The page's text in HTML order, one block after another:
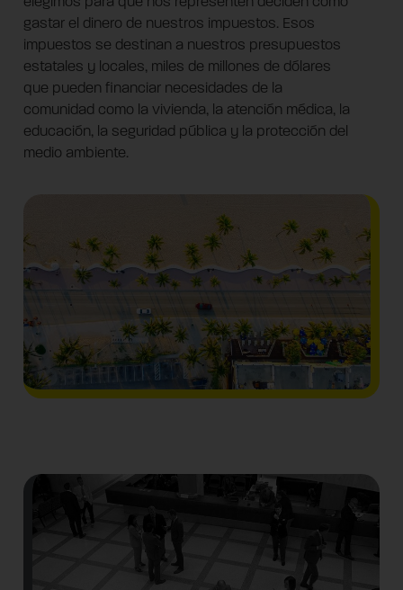
gastar el dinero de nuestros impuestos. Esos
impuestos se destinan a nuestros presupuestos
estatales y locales, miles de millones de dólares
que pueden financiar necesidades de la
comunidad como la vivienda, la atención médica, la
educación, la seguridad pública y la protección del
medio ambiente.